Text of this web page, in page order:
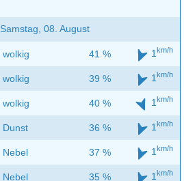
Samstag, 08. August
wolkig 41 % 1 km/h
wolkig 39 % 1 km/h
wolkig 40 % 1 km/h
Dunst 36 % 1 km/h
Nebel 37 % 1 km/h
Nebel 35 % 1 km/h